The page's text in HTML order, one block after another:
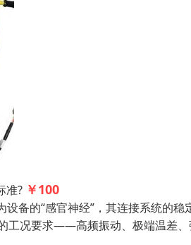
准? ￥100
的“感官神经”，其连接系统的稳
工况要求——高频振动、极端温差